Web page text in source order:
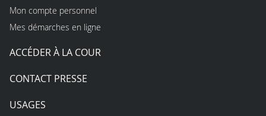
Mon compte personnel
Mes démarches en ligne
ACCÉDER À LA COUR
CONTACT PRESSE
USAGES